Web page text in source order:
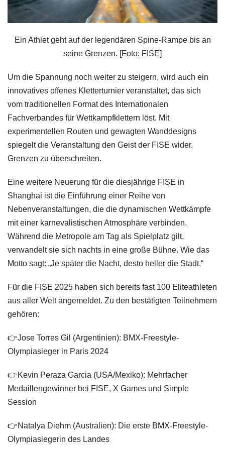
Ein Athlet geht auf der legendären Spine-Rampe bis an
seine Grenzen. [Foto: FISE]
Um die Spannung noch weiter zu steigern, wird auch ein
innovatives offenes Kletterturnier veranstaltet, das sich
vom traditionellen Format des Internationalen
Fachverbandes für Wettkampfklettern löst. Mit
experimentellen Routen und gewagten Wanddesigns
spiegelt die Veranstaltung den Geist der FISE wider,
Grenzen zu überschreiten.
Eine weitere Neuerung für die diesjährige FISE in
Shanghai ist die Einführung einer Reihe von
Nebenveranstaltungen, die die dynamischen Wettkämpfe
mit einer karnevalistischen Atmosphäre verbinden.
Während die Metropole am Tag als Spielplatz gilt,
verwandelt sie sich nachts in eine große Bühne. Wie das
Motto sagt: „Je später die Nacht, desto heller die Stadt.“
Für die FISE 2025 haben sich bereits fast 100 Eliteathleten
aus aller Welt angemeldet. Zu den bestätigten Teilnehmern
gehören:
👉Jose Torres Gil (Argentinien): BMX-Freestyle-
Olympiasieger in Paris 2024
👉Kevin Peraza Garcia (USA/Mexiko): Mehrfacher
Medaillengewinner bei FISE, X Games und Simple
Session
👉Natalya Diehm (Australien): Die erste BMX-Freestyle-
Olympiasiegerin des Landes